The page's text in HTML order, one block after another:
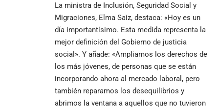
La ministra de Inclusión, Seguridad Social y
Migraciones, Elma Saiz, destaca: «Hoy es un
día importantísimo. Esta medida representa la
mejor definición del Gobierno de justicia
social». Y añade: «Ampliamos los derechos de
los más jóvenes, de personas que se están
incorporando ahora al mercado laboral, pero
también reparamos los desequilibrios y
abrimos la ventana a aquellos que no tuvieron